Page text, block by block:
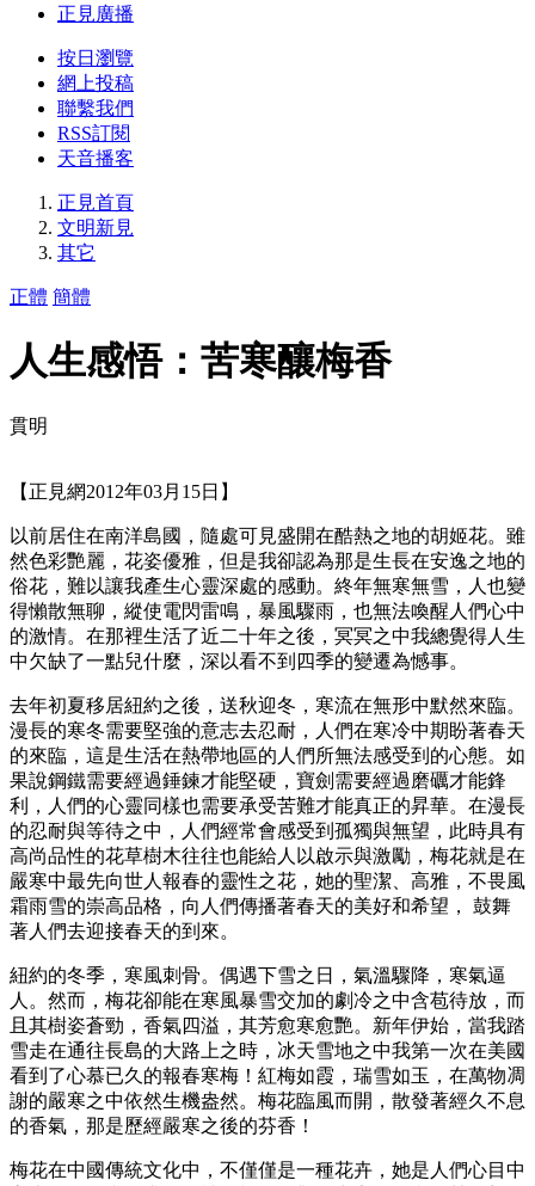
正見廣播
按日瀏覽
網上投稿
聯繫我們
RSS訂閱
天音播客
正見首頁
文明新見
其它
正體 簡體
人生感悟：苦寒釀梅香
貫明
【正見網2012年03月15日】
以前居住在南洋島國，隨處可見盛開在酷熱之地的胡姬花。雖
然色彩艷麗，花姿優雅，但是我卻認為那是生長在安逸之地的
俗花，難以讓我產生心靈深處的感動。終年無寒無雪，人也變
得懶散無聊，縱使電閃雷鳴，暴風驟雨，也無法喚醒人們心中
的激情。在那裡生活了近二十年之後，冥冥之中我總覺得人生
中欠缺了一點兒什麼，深以看不到四季的變遷為憾事。
去年初夏移居紐約之後，送秋迎冬，寒流在無形中默然來臨。
漫長的寒冬需要堅強的意志去忍耐，人們在寒冷中期盼著春天
的來臨，這是生活在熱帶地區的人們所無法感受到的心態。如
果說鋼鐵需要經過錘鍊才能堅硬，寶劍需要經過磨礪才能鋒
利，人們的心靈同樣也需要承受苦難才能真正的昇華。在漫長
的忍耐與等待之中，人們經常會感受到孤獨與無望，此時具有
高尚品性的花草樹木往往也能給人以啟示與激勵，梅花就是在
嚴寒中最先向世人報春的靈性之花，她的聖潔、高雅，不畏風
霜雨雪的崇高品格，向人們傳播著春天的美好和希望， 鼓舞
著人們去迎接春天的到來。
紐約的冬季，寒風刺骨。偶遇下雪之日，氣溫驟降，寒氣逼
人。然而，梅花卻能在寒風暴雪交加的劇冷之中含苞待放，而
且其樹姿蒼勁，香氣四溢，其芳愈寒愈艷。新年伊始，當我踏
雪走在通往長島的大路上之時，冰天雪地之中我第一次在美國
看到了心慕已久的報春寒梅！紅梅如霞，瑞雪如玉，在萬物凋
謝的嚴寒之中依然生機盎然。梅花臨風而開，散發著經久不息
的香氣，那是歷經嚴寒之後的芬香！
梅花在中國傳統文化中，不僅僅是一種花卉，她是人們心目中